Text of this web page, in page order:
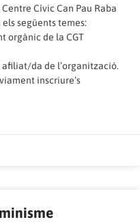
Cívic Can Pau Raba
els següents temes:
orgànic de la CGT
da de l’organització.
inscriure’s